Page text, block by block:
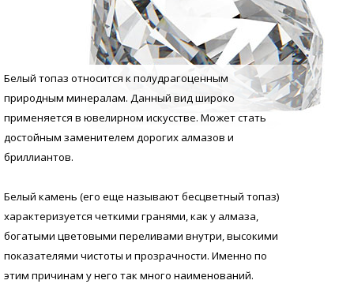
Белый топаз относится к полудрагоценным
природным минералам. Данный вид широко
применяется в ювелирном искусстве. Может стать
достойным заменителем дорогих алмазов и
бриллиантов.
Белый камень (его еще называют бесцветный топаз)
характеризуется четкими гранями, как у алмаза,
богатыми цветовыми переливами внутри, высокими
показателями чистоты и прозрачности. Именно по
этим причинам у него так много наименований.